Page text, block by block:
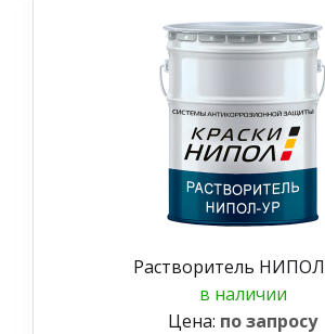
Растворитель
в наличии
Цена: по запросу